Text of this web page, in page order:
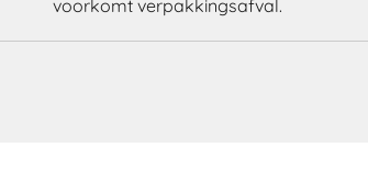
voorkomt verpakkingsafval.